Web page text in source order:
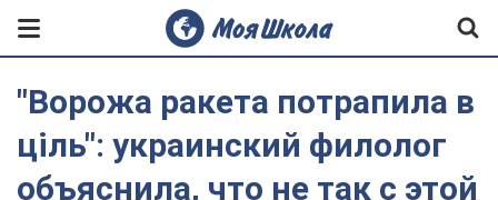
"Ворожа ракета потрапила в
ціль": украинский филолог
объяснила, что не так с этой